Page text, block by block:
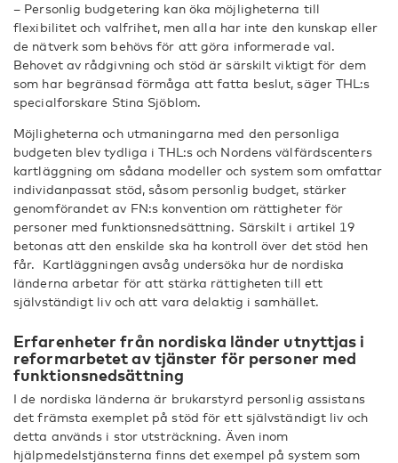
– Personlig budgetering kan öka möjligheterna till
flexibilitet och valfrihet, men alla har inte den kunskap eller
de nätverk som behövs för att göra informerade val.
Behovet av rådgivning och stöd är särskilt viktigt för dem
som har begränsad förmåga att fatta beslut, säger THL:s
specialforskare Stina Sjöblom.
Möjligheterna och utmaningarna med den personliga
budgeten blev tydliga i THL:s och Nordens välfärdscenters
kartläggning om sådana modeller och system som omfattar
individanpassat stöd, såsom personlig budget, stärker
genomförandet av FN:s konvention om rättigheter för
personer med funktionsnedsättning. Särskilt i artikel 19
betonas att den enskilde ska ha kontroll över det stöd hen
får. Kartläggningen avsåg undersöka hur de nordiska
länderna arbetar för att stärka rättigheten till ett
självständigt liv och att vara delaktig i samhället.
Erfarenheter från nordiska länder utnyttjas i
reformarbetet av tjänster för personer med
funktionsnedsättning
I de nordiska länderna är brukarstyrd personlig assistans
det främsta exemplet på stöd för ett självständigt liv och
detta används i stor utsträckning. Även inom
hjälpmedelstjänsterna finns det exempel på system som